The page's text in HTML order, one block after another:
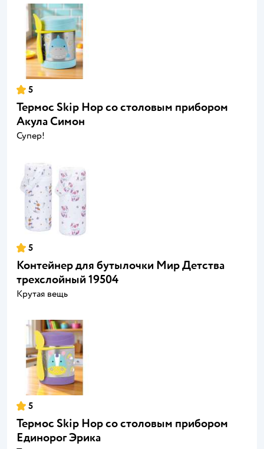
5
Термос Skip Hop со столовым прибором
Акула Симон
Супер!
5
Контейнер для бутылочки Мир Детства
трехслойный 19504
Крутая вещь
5
Термос Skip Hop со столовым прибором
Единорог Эрика